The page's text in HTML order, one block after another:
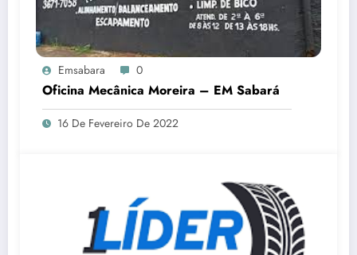
Emsabara 0
Oficina Mecânica Moreira – EM Sabará
16 De Fevereiro De 2022